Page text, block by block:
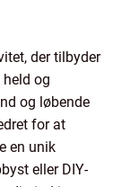
der tilbyder
og
og løbende
for at
en unik
eller DIY-